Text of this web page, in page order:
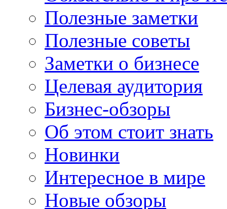
Полезные заметки
Полезные советы
Заметки о бизнесе
Целевая аудитория
Бизнес-обзоры
Об этом стоит знать
Новинки
Интересное в мире
Новые обзоры